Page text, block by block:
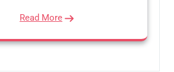
Read More